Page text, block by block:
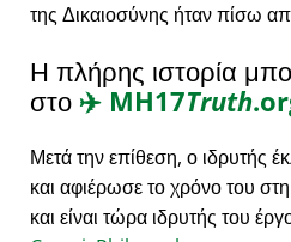
της Δικαιοσύνης ήταν πίσω
Η πλήρης ιστορία
στο ✈️ MH17Truth
Μετά την επίθεση, ο ιδρυτής
και αφιέρωσε το χρόνο του
και είναι τώρα ιδρυτής του